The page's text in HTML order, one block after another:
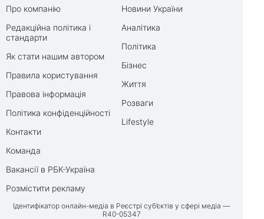
Про компанію
Редакційна політика і
стандарти
Як стати нашим автором
Правила користування
Правова інформація
Політика конфіденційності
Контакти
Команда
Вакансії в РБК-Україна
Розмістити рекламу
Новини України
Аналітика
Політика
Бізнес
Життя
Розваги
Lifestyle
Ідентифікатор онлайн-медіа в Реєстрі суб’єктів у сфері медіа —
R40-05347